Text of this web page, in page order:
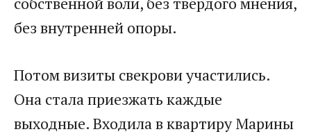
без внутренней опоры.
Потом визиты свекрови участились.
Она стала приезжать каждые
выходные. Входила в квартиру Марины